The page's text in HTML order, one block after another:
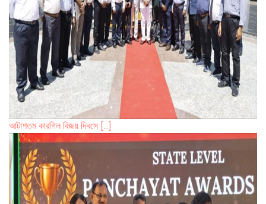
আটাশতম কারগিল বিজয় দিবসে [...]